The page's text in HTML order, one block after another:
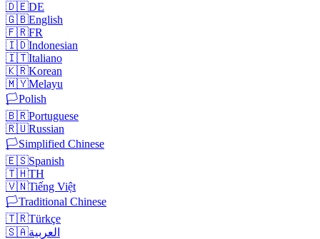
🇩🇪DE
🇬🇧English
🇫🇷FR
🇮🇩Indonesian
🇮🇹Italiano
🇰🇷Korean
🇲🇾Melayu
🏳️Polish
🇧🇷Portuguese
🇷🇺Russian
🏳️Simplified Chinese
🇪🇸Spanish
🇹🇭TH
🇻🇳Tiếng Việt
🏳️Traditional Chinese
🇹🇷Türkçe
🇸🇦العربية